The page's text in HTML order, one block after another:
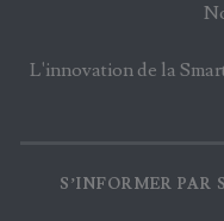
L'innovation de la
S’INFORMER PAR